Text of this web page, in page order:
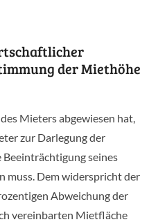
der Miethöhe
Mieters abgewiesen hat,
zur Darlegung der
seines
muss. Dem widerspricht der
Abweichung der
vereinbarten Mietfläche